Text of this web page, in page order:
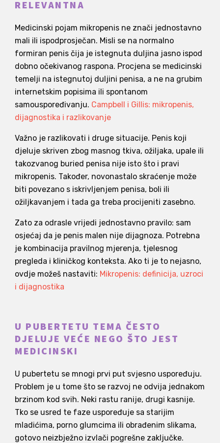
RELEVANTNA
Medicinski pojam mikropenis ne znači jednostavno
mali ili ispodprosječan. Misli se na normalno
formiran penis čija je istegnuta duljina jasno ispod
dobno očekivanog raspona. Procjena se medicinski
temelji na istegnutoj duljini penisa, a ne na grubim
internetskim popisima ili spontanom
samouspoređivanju. Campbell i Gillis: mikropenis,
dijagnostika i razlikovanje
Važno je razlikovati i druge situacije. Penis koji
djeluje skriven zbog masnog tkiva, ožiljaka, upale ili
takozvanog buried penisa nije isto što i pravi
mikropenis. Također, novonastalo skraćenje može
biti povezano s iskrivljenjem penisa, boli ili
ožiljkavanjem i tada ga treba procijeniti zasebno.
Zato za odrasle vrijedi jednostavno pravilo: sam
osjećaj da je penis malen nije dijagnoza. Potrebna
je kombinacija pravilnog mjerenja, tjelesnog
pregleda i kliničkog konteksta. Ako ti je to nejasno,
ovdje možeš nastaviti: Mikropenis: definicija, uzroci
i dijagnostika
U PUBERTETU TEMA ČESTO
DJELUJE VEĆE NEGO ŠTO JEST
MEDICINSKI
U pubertetu se mnogi prvi put svjesno uspoređuju.
Problem je u tome što se razvoj ne odvija jednakom
brzinom kod svih. Neki rastu ranije, drugi kasnije.
Tko se usred te faze uspoređuje sa starijim
mladićima, porno glumcima ili obrađenim slikama,
gotovo neizbježno izvlači pogrešne zaključke.